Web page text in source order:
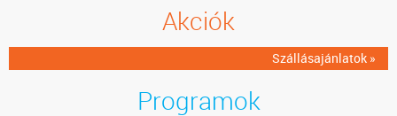
Akciók
Szállásajánlatok »
Programok